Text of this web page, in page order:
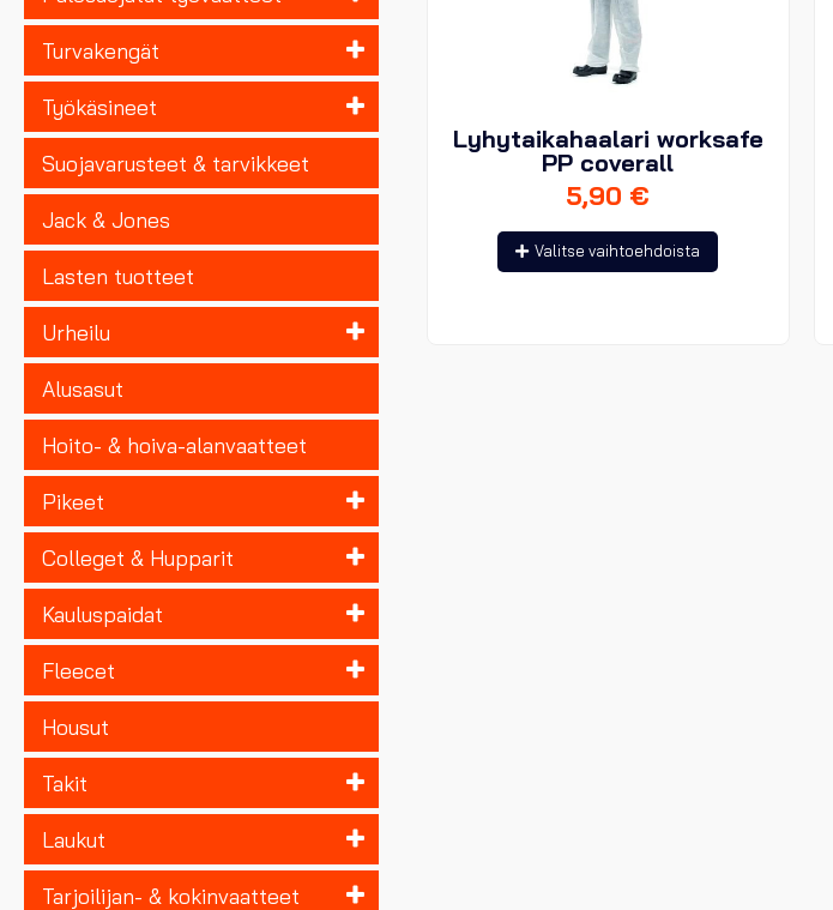
Turvakengät
Työkäsineet
Suojavarusteet & tarvikkeet
Jack & Jones
Lasten tuotteet
Urheilu
Alusasut
Hoito- & hoiva-alanvaatteet
Pikeet
Colleget & Hupparit
Kauluspaidat
Fleecet
Housut
Takit
Laukut
Tarjoilijan- & kokinvaatteet
Lyhytaikahaalari worksafe
PP coverall
5,90 €
Valitse vaihtoehdoista
Tällä
tuotteella